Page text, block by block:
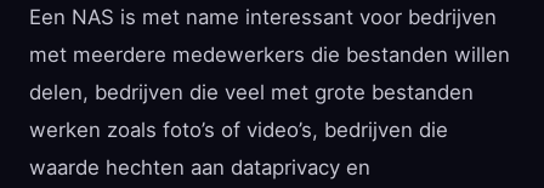
Een NAS is met name interessant voor bedrijven
met meerdere medewerkers die bestanden willen
delen, bedrijven die veel met grote bestanden
werken zoals foto’s of video’s, bedrijven die
waarde hechten aan dataprivacy en